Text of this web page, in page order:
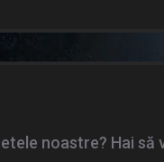
noastre? Hai să